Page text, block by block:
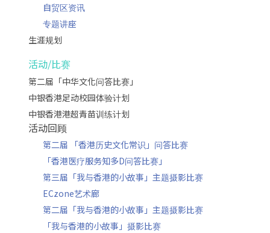
自贸区资讯
专题讲座
生涯规划
活动/比赛
第二届「中华文化问答比赛」
中银香港足动校园体验计划
中银香港港超青苗训练计划
活动回顾
第二届 「香港历史文化常识」问答比赛
「香港医疗服务知多D问答比赛」
第三届「我与香港的小故事」主题摄影比赛
ECzone艺术廊
第二届「我与香港的小故事」主题摄影比赛
「我与香港的小故事」摄影比赛